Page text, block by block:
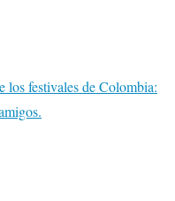
los festivales de Colombia: